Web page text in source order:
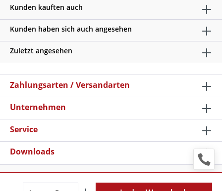
Kunden kauften auch
Kunden haben sich auch angesehen
Zuletzt angesehen
Zahlungsarten / Versandarten
Unternehmen
Service
Downloads
Versandkosten
, wenn nicht anders beschrieben